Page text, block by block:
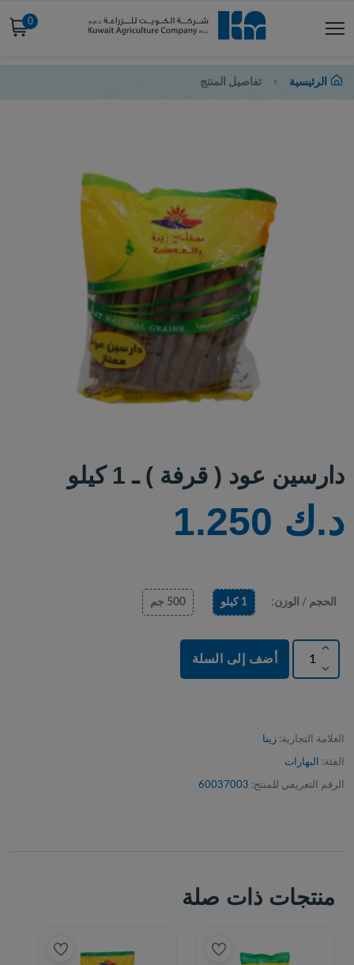
0
الرئيسية تفاصيل المنتج
دارسين عود ( قرفة ) ـ 1 كيلو
د.ك 1.250
الحجم / الوزن: 1 كيلو 500 جم
أضف إلى السلة
العلامة التجارية: زينا
الفئة: البهارات
الرقم التعريفي للمنتج: 60037003
منتجات ذات صلة